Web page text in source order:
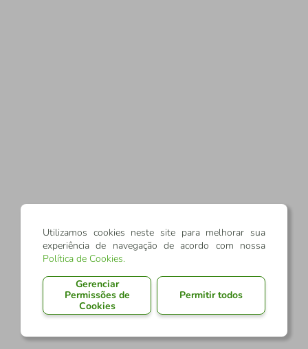
Utilizamos cookies neste site para melhorar sua
experiência de navegação de acordo com nossa
Política de Cookies.
Gerenciar
Permissões de
Cookies
Permitir todos